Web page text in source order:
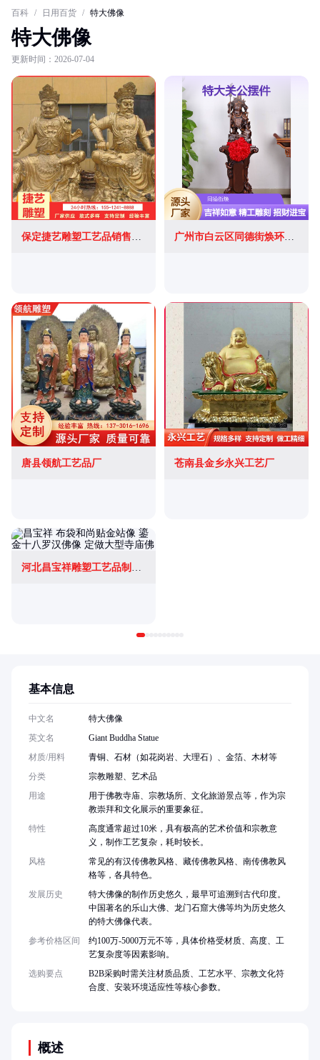
百科 / 日用百货 / 特大佛像
特大佛像
更新时间：2026-07-04
保定捷艺雕塑工艺品销售有限公司 广州市白云区同德街焕环祥贸易商行(个体工商户)
唐县领航工艺品厂 苍南县金乡永兴工艺厂
河北昌宝祥雕塑工艺品制造有限公司
概述
基本信息
中文名
特大佛像
英文名
Giant Buddha Statue
材质/用料
青铜、石材（如花岗岩、大理石）、金箔、木材等
分类
宗教雕塑、艺术品
用途
用于佛教寺庙、宗教场所、文化旅游景点等，作为宗
教崇拜和文化展示的重要象征。
特性
高度通常超过10米，具有极高的艺术价值和宗教意
义，制作工艺复杂，耗时较长。
风格
常见的有汉传佛教风格、藏传佛教风格、南传佛教风
格等，各具特色。
发展历史
特大佛像的制作历史悠久，最早可追溯到古代印度。
中国著名的乐山大佛、龙门石窟大佛等均为历史悠久
的特大佛像代表。
参考价格区间
约100万-5000万元不等，具体价格受材质、高度、工
艺复杂度等因素影响。
选购要点
B2B采购时需关注材质品质、工艺水平、宗教文化符
合度、安装环境适应性等核心参数。